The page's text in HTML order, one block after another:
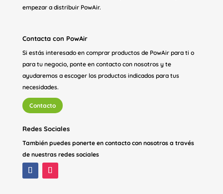
empezar a distribuir PowAir.
Contacta con PowAir
Si estás interesado en comprar productos de PowAir para ti o
para tu negocio, ponte en contacto con nosotros y te
ayudaremos a escoger los productos indicados para tus
necesidades.
Contacto
Redes Sociales
También puedes ponerte en contacto con nosotros a través
de nuestras redes sociales